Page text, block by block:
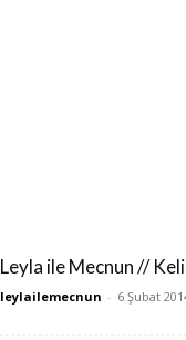
Leyla ile Mecnun //
leylailemecnun - 6 Şubat